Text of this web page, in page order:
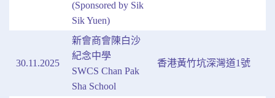
(Sponsored by Sik
Sik Yuen)
30.11.2025
新會商會陳白沙
紀念中學
SWCS Chan Pak
Sha School
香港黃竹坑深灣道1號